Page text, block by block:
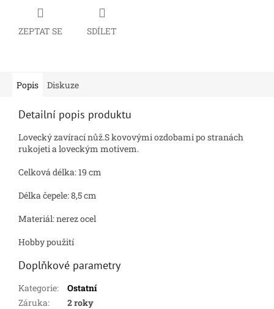
ZEPTAT SE SDÍLET
Popis Diskuze
Detailní popis produktu
Lovecký zavírací nůž.S kovovými ozdobami po stranách
rukojeti a loveckým motivem.
Celková délka: 19 cm
Délka čepele: 8,5 cm
Materiál: nerez ocel
Hobby použití
Doplňkové parametry
Kategorie:
Ostatní
Záruka:
2 roky